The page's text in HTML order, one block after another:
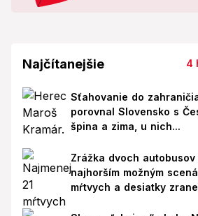
Najčítanejšie 4
Sťahovanie do
porovnal Slovensko s
špina a zima, u nich...
Zrážka dvoch
najhorším možným
mŕtvych a desiatky